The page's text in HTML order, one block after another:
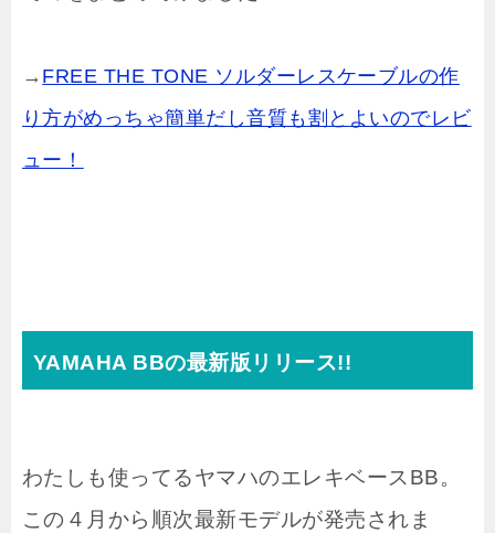
→ FREE THE TONE ソルダーレスケーブルの作
り方がめっちゃ簡単だし音質も割とよいのでレビ
ュー！
YAMAHA BBの最新版リリース!!
わたしも使ってるヤマハのエレキベースBB。
この４月から順次最新モデルが発売されま